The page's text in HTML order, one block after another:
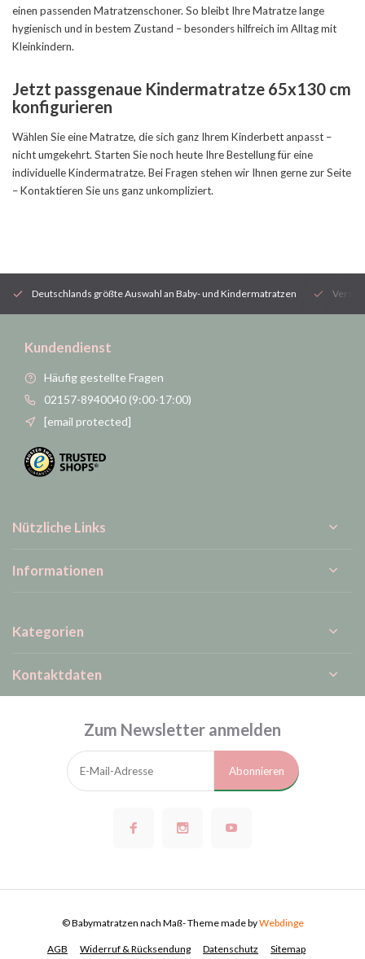
einen passenden Matratzenschoner. So bleibt Ihre Matratze lange
hygienisch und in bestem Zustand – besonders hilfreich im Alltag mit
Kleinkindern.
Jetzt passgenaue Kindermatratze 65x130 cm
konfigurieren
Wählen Sie eine Matratze, die sich ganz Ihrem Kinderbett anpasst –
nicht umgekehrt. Starten Sie noch heute Ihre Bestellung für eine
individuelle Kindermatratze. Bei Fragen stehen wir Ihnen gerne zur Seite
–Kontaktieren Sie uns ganz unkompliziert.
Deutschlands größte Auswahl an Baby- und Kindermatratzen
Kundendienst
Häufig gestellte Fragen
02157-8940040 (9:00-17:00)
[email protected]
Nützliche Links
Informationen
Kategorien
Kontaktdaten
Zum Newsletter anmelden
Abonnieren
AGB Widerruf & Rücksendung Datenschutz Sitemap
© Babymatratzen nach Maß- Theme made byWebdinge